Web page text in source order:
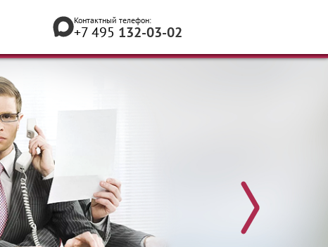
Контактный телефон:
+7 495 132-03-02